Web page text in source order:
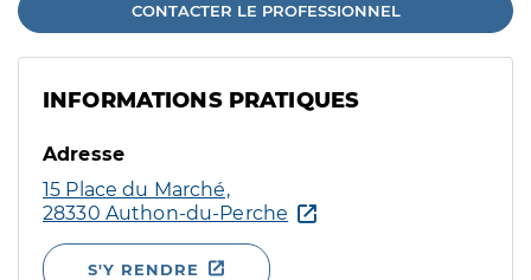
CONTACTER LE PROFESSIONNEL
INFORMATIONS PRATIQUES
Adresse
15 Place du Marché,
28330 Authon-du-Perche
S'Y RENDRE